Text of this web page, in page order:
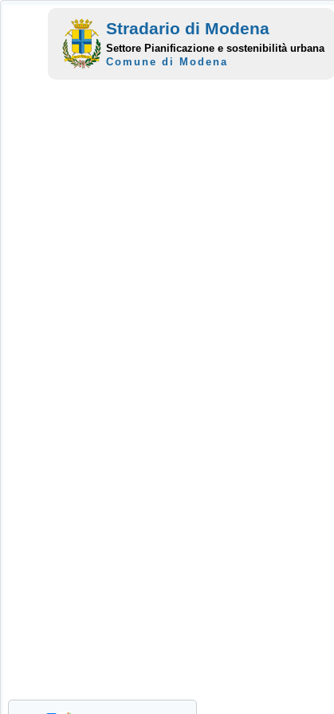
Stradario di Modena
Settore Pianificazione e sostenibilità urbana
Comune di Modena